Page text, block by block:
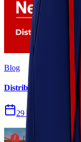
Blog
Distribusi
29 Jul 2026